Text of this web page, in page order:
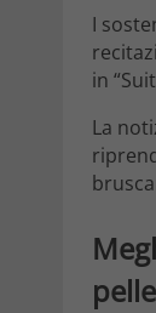
I
in
La
pelle